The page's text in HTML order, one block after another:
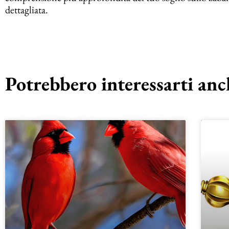
dettagliata.
Potrebbero interessarti